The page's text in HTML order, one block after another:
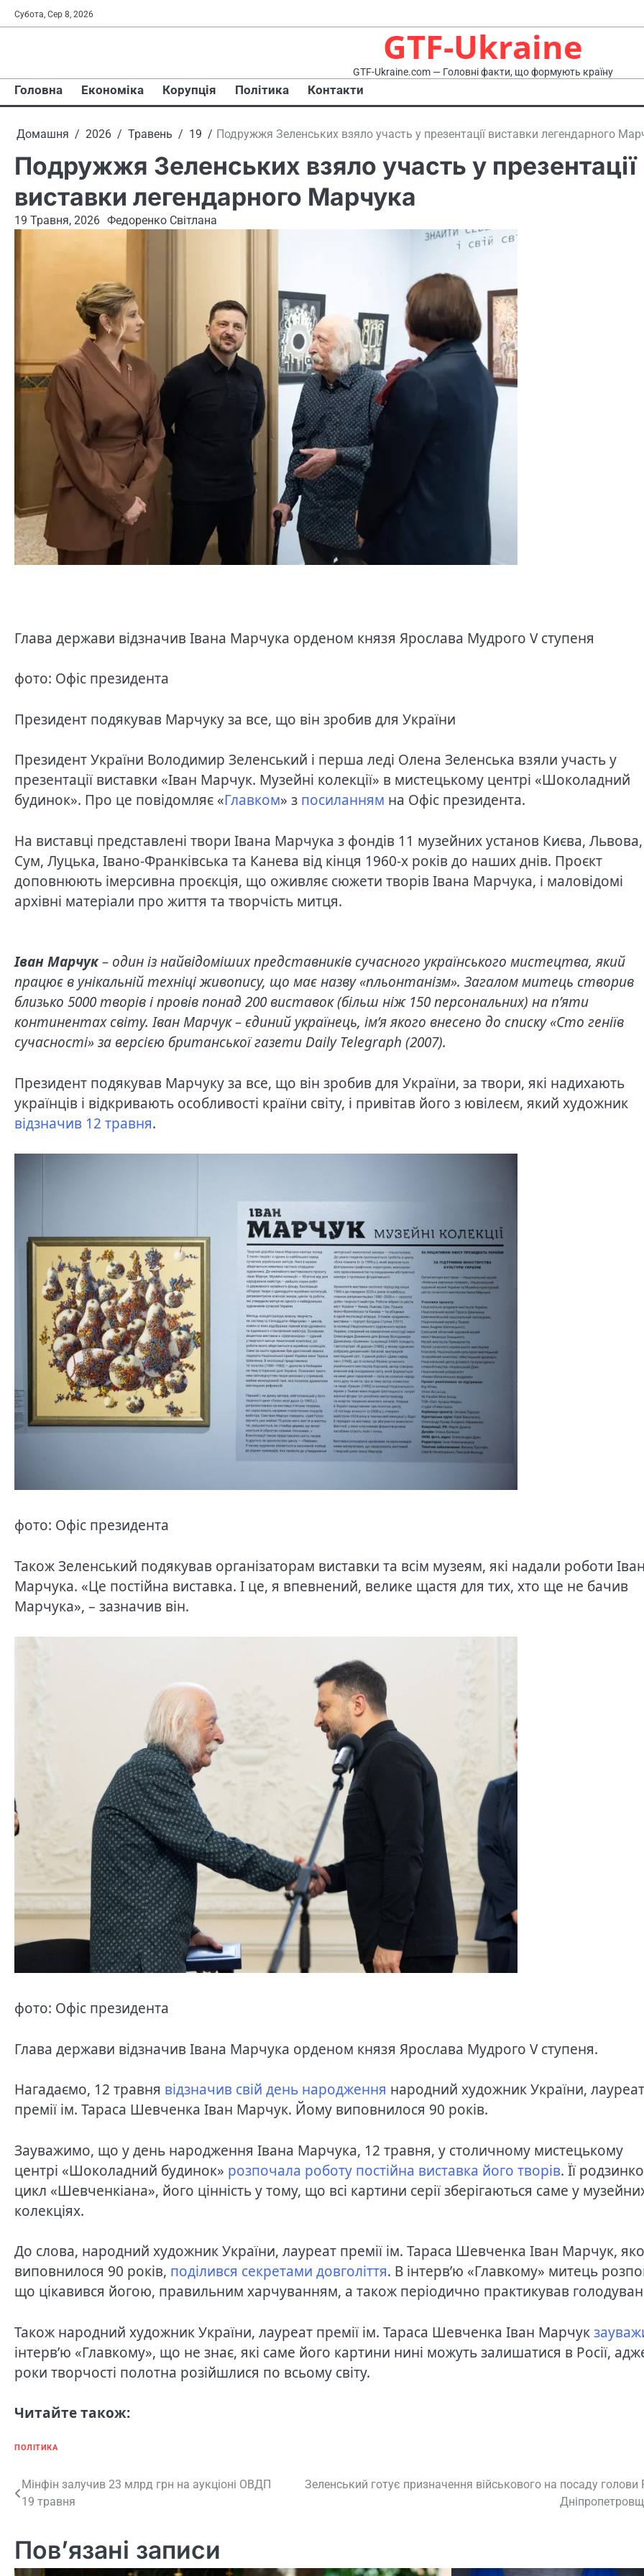
Перейти
до
Субота, Сер 8, 2026
GTF-Ukraine
GTF-Ukraine.com — Головні факти, що формують країну
Головна Економіка Корупція Політика Контакти
Домашня 2026 Травень 19 Подружжя Зеленських взяло участь у презентації виставки легендарного
Подружжя Зеленських взяло участь у презентації
виставки легендарного Марчука
19 Травня, 2026 Федоренко Світлана
Глава держави відзначив Івана Марчука орденом князя Ярослава Мудрого V ступеня
фото: Офіс президента
Президент подякував Марчуку за все, що він зробив для України
Президент України Володимир Зеленський і перша леді Олена Зеленська взяли участь у
презентації виставки «Іван Марчук. Музейні колекції» в мистецькому центрі «Шоколадний
будинок». Про це повідомляє «Главком» з посиланням на Офіс президента.
На виставці представлені твори Івана Марчука з фондів 11 музейних установ Києва, Львова,
Сум, Луцька, Івано-Франківська та Канева від кінця 1960-х років до наших днів. Проєкт
доповнюють імерсивна проєкція, що оживляє сюжети творів Івана Марчука, і маловідомі
архівні матеріали про життя та творчість митця.
Іван Марчук– один із найвідоміших представників сучасного українського мистецтва, який
працює в унікальній техніці живопису, що має назву «пльонтанізм». Загалом митець створив
близько 5000 творів і провів понад 200 виставок (більш ніж 150 персональних) на п’яти
континентах світу. Іван Марчук – єдиний українець, ім’я якого внесено до списку «Сто геніїв
сучасності» за версією британської газети Daily Telegraph (2007).
Президент подякував Марчуку за все, що він зробив для України, за твори, які надихають
українців і відкривають особливості країни світу, і привітав його з ювілеєм, який художник
відзначив 12 травня.
фото: Офіс президента
Також Зеленський подякував організаторам виставки та всім музеям, які надали роботи
Марчука. «Це постійна виставка. І це, я впевнений, велике щастя для тих, хто ще не бачив
Марчука», – зазначив він.
фото: Офіс президента
Глава держави відзначив Івана Марчука орденом князя Ярослава Мудрого V ступеня.
Нагадаємо, 12 травня відзначив свій день народження народний художник України, лауреат
премії ім. Тараса Шевченка Іван Марчук. Йому виповнилося 90 років.
Зауважимо, що у день народження Івана Марчука, 12 травня, у столичному мистецькому
центрі «Шоколадний будинок» розпочала роботу постійна виставка його творів. Її
цикл «Шевченкіана», його цінність у тому, що всі картини серії зберігаються саме у
колекціях.
До слова, народний художник України, лауреат премії ім. Тараса Шевченка Іван Марчук,
виповнилося 90 років, поділився секретами довголіття. В інтерв’ю «Главкому» митець
що цікавився йогою, правильним харчуванням, а також періодично практикував
Також народний художник України, лауреат премії ім. Тараса Шевченка Іван Марчук
інтерв’ю «Главкому», що не знає, які саме його картини нині можуть залишатися в Росії,
роки творчості полотна розійшлися по всьому світу.
Читайте також:
ПОЛІТИКА
Навігація
записів
Мінфін залучив 23 млрд грн на аукціоні ОВДП
19 травня
Зеленський готує призначення військового на посаду голови
Пов’язані записи